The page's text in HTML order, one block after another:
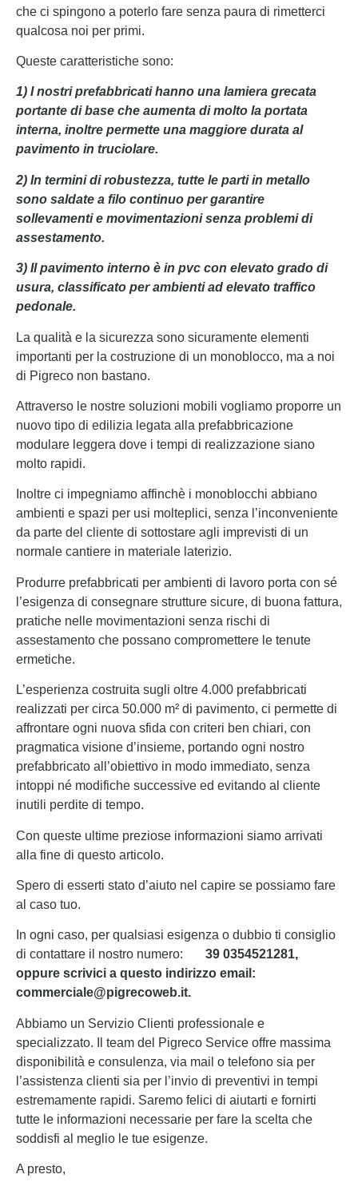
che ci spingono a poterlo fare senza paura di rimetterci
qualcosa noi per primi.
Queste caratteristiche sono:
1) I nostri prefabbricati hanno una lamiera grecata
portante di base che aumenta di molto la portata
interna, inoltre permette una maggiore durata al
pavimento in truciolare.
2) In termini di robustezza, tutte le parti in metallo
sono saldate a filo continuo per garantire
sollevamenti e movimentazioni senza problemi di
assestamento.
3) Il pavimento interno è in pvc con elevato grado di
usura, classificato per ambienti ad elevato traffico
pedonale.
La qualità e la sicurezza sono sicuramente elementi
importanti per la costruzione di un monoblocco, ma a noi
di Pigreco non bastano.
Attraverso le nostre soluzioni mobili vogliamo proporre un
nuovo tipo di edilizia legata alla prefabbricazione
modulare leggera dove i tempi di realizzazione siano
molto rapidi.
Inoltre ci impegniamo affinchè i monoblocchi abbiano
ambienti e spazi per usi molteplici, senza l’inconveniente
da parte del cliente di sottostare agli imprevisti di un
normale cantiere in materiale laterizio.
Produrre prefabbricati per ambienti di lavoro porta con sé
l’esigenza di consegnare strutture sicure, di buona fattura,
pratiche nelle movimentazioni senza rischi di
assestamento che possano compromettere le tenute
ermetiche.
L’esperienza costruita sugli oltre 4.000 prefabbricati
realizzati per circa 50.000 m² di pavimento, ci permette di
affrontare ogni nuova sfida con criteri ben chiari, con
pragmatica visione d’insieme, portando ogni nostro
prefabbricato all’obiettivo in modo immediato, senza
intoppi né modifiche successive ed evitando al cliente
inutili perdite di tempo.
Con queste ultime preziose informazioni siamo arrivati
alla fine di questo articolo.
Spero di esserti stato d’aiuto nel capire se possiamo fare
al caso tuo.
In ogni caso, per qualsiasi esigenza o dubbio ti consiglio
di contattare il nostro numero: 39 0354521281,
oppure scrivici a questo indirizzo email:
commerciale@pigrecoweb.it.
Abbiamo un Servizio Clienti professionale e
specializzato. Il team del Pigreco Service offre massima
disponibilità e consulenza, via mail o telefono sia per
l’assistenza clienti sia per l’invio di preventivi in tempi
estremamente rapidi. Saremo felici di aiutarti e fornirti
tutte le informazioni necessarie per fare la scelta che
soddisfi al meglio le tue esigenze.
A presto,